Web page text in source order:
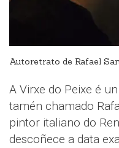
Autoretrato de Rafael
A Virxe do Peixe é
tamén chamado
pintor italiano do
descoñece a data